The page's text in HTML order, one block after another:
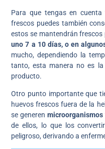
Para que tengas en
frescos puedes también
estos se mantendrán
uno 7 a 10 días, o en
mucho, dependiendo la
tanto, esta manera no es
producto.
Otro punto importante que
huevos frescos fuera de la
se generen
de ellos, lo que los
peligroso, derivando a